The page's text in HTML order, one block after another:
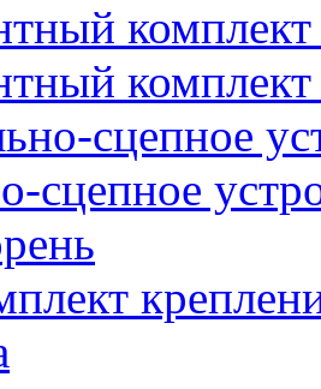
комплект
сцепное
сцепное